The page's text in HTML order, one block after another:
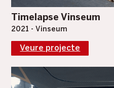
Timelapse Vinseum
2021 - Vinseum
Veure projecte